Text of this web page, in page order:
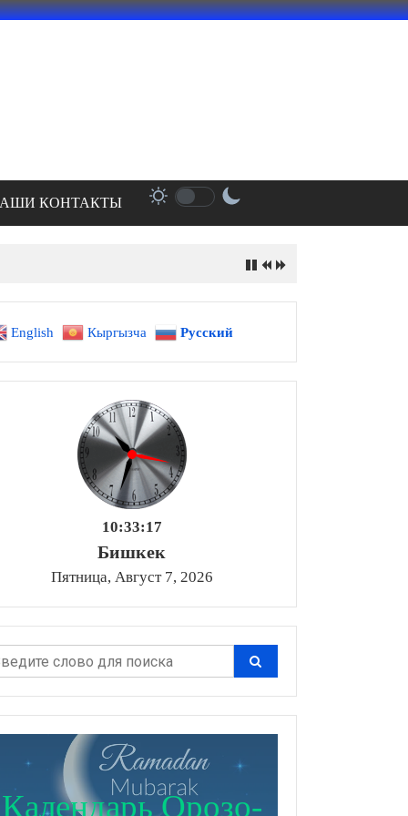
КОНТАКТЫ
English Кыргызча Русский
10:33:19
Бишкек
Пятница, Август 7, 2026
Календарь Орозо-